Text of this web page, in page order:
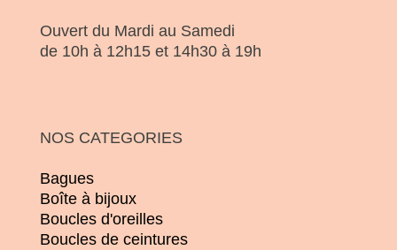
Ouvert du Mardi au Samedi
de 10h à 12h15 et 14h30 à 19h
NOS CATEGORIES
Bagues
Boîte à bijoux
Boucles d'oreilles
Boucles de ceintures